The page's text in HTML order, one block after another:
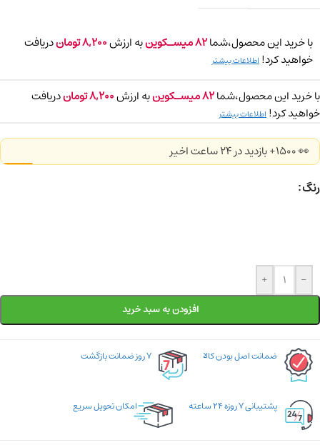
با خرید این محصول،شما82میسـکوینبه ارزش8,200توماندریافت
خواهید کرد! اطلاعات بیشتر
با خرید این محصول،شما82میسـکوینبه ارزش8,200توماندریافت
خواهید کرد! اطلاعات بیشتر
👀 1500+ بازدید در ۲۴ ساعت اخیر
رنگ
-
+
افزودن به سبد خرید
ضمانت اصل بودن کالا ۷ روز ضمانت بازگشت
پشتیبانی ۷ روزه ۲۴ ساعته امکان تحویل سریع